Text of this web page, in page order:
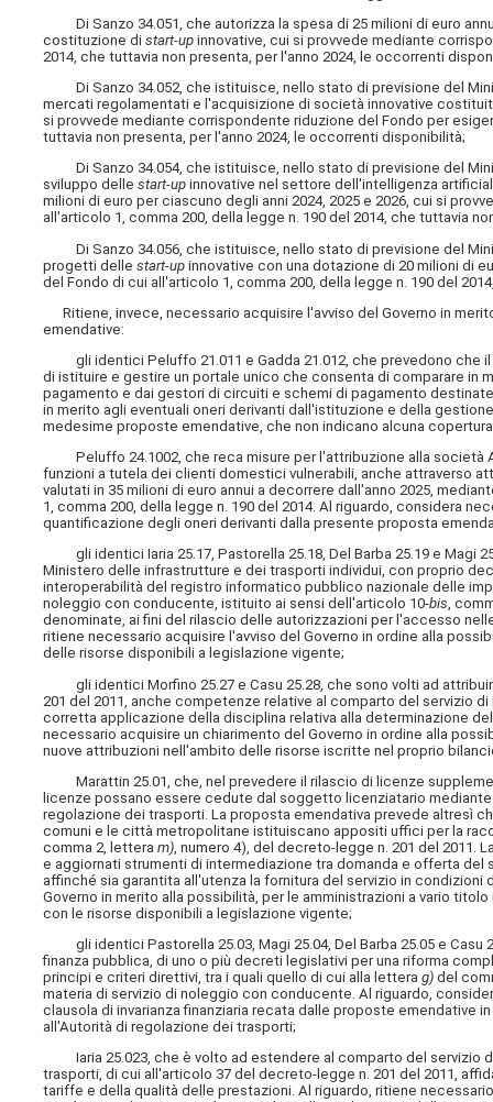
Di Sanzo 34.051, che autorizza la spesa di 25 milioni di euro
costituzione distart-up innovative, cui si provvede mediante
2014, che tuttavia non presenta, per l'anno 2024, le occorrenti
Di Sanzo 34.052, che istituisce, nello stato di previsione del
mercati regolamentati e l'acquisizione di società innovative
si provvede mediante corrispondente riduzione del Fondo per
tuttavia non presenta, per l'anno 2024, le occorrenti disponibilità;
Di Sanzo 34.054, che istituisce, nello stato di previsione del
sviluppo dellestart-up innovative nel settore dell'intelligenza
milioni di euro per ciascuno degli anni 2024, 2025 e 2026, cui si
all'articolo 1, comma 200, della legge n. 190 del 2014, che tuttavia
Di Sanzo 34.056, che istituisce, nello stato di previsione del
progetti dellestart-up innovative con una dotazione di 20 milioni di
del Fondo di cui all'articolo 1, comma 200, della legge n. 190 del
Ritiene, invece, necessario acquisire l'avviso del Governo in
emendative:
gli identici Peluffo 21.011 e Gadda 21.012, che prevedono che
di istituire e gestire un portale unico che consenta di comparare in
pagamento e dai gestori di circuiti e schemi di pagamento
in merito agli eventuali oneri derivanti dall'istituzione e della
medesime proposte emendative, che non indicano alcuna
Peluffo 24.1002, che reca misure per l'attribuzione alla società
funzioni a tutela dei clienti domestici vulnerabili, anche attraverso
valutati in 35 milioni di euro annui a decorrere dall'anno 2025,
1, comma 200, della legge n. 190 del 2014. Al riguardo, considera
quantificazione degli oneri derivanti dalla presente proposta
gli identici Iaria 25.17, Pastorella 25.18, Del Barba 25.19 e Magi
Ministero delle infrastrutture e dei trasporti individui, con proprio
interoperabilità del registro informatico pubblico nazionale delle
noleggio con conducente, istituito ai sensi dell'articolo 10-bis,
denominate, ai fini del rilascio delle autorizzazioni per l'accesso
ritiene necessario acquisire l'avviso del Governo in ordine alla
delle risorse disponibili a legislazione vigente;
gli identici Morfino 25.27 e Casu 25.28, che sono volti ad
201 del 2011, anche competenze relative al comparto del servizio
corretta applicazione della disciplina relativa alla determinazione
necessario acquisire un chiarimento del Governo in ordine alla
nuove attribuzioni nell'ambito delle risorse iscritte nel proprio
Marattin 25.01, che, nel prevedere il rilascio di licenze
licenze possano essere cedute dal soggetto licenziatario
regolazione dei trasporti. La proposta emendativa prevede altresì
comuni e le città metropolitane istituiscano appositi uffici per la
comma 2, letteram) , numero 4), del decreto-legge n. 201 del
e aggiornati strumenti di intermediazione tra domanda e offerta
affinché sia garantita all'utenza la fornitura del servizio in
Governo in merito alla possibilità, per le amministrazioni a vario
con le risorse disponibili a legislazione vigente;
gli identici Pastorella 25.03, Magi 25.04, Del Barba 25.05 e Casu
finanza pubblica, di uno o più decreti legislativi per una riforma
principi e criteri direttivi, tra i quali quello di cui alla letterag) del
materia di servizio di noleggio con conducente. Al riguardo,
clausola di invarianza finanziaria recata dalle proposte
all'Autorità di regolazione dei trasporti;
Iaria 25.023, che è volto ad estendere al comparto del servizio
trasporti, di cui all'articolo 37 del decreto-legge n. 201 del 2011,
tariffe e della qualità delle prestazioni. Al riguardo, ritiene